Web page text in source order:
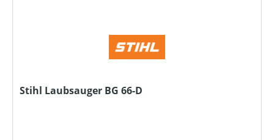
Stihl Laubsauger BG 66-D